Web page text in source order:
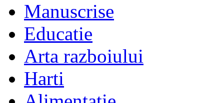
Manuscrise
Educatie
Arta razboiului
Harti